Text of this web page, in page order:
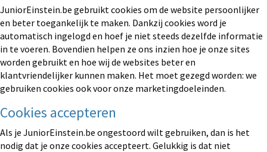
JuniorEinstein.be gebruikt cookies om de website persoonlijker
en beter toegankelijk te maken. Dankzij cookies word je
automatisch ingelogd en hoef je niet steeds dezelfde informatie
in te voeren. Bovendien helpen ze ons inzien hoe je onze sites
worden gebruikt en hoe wij de websites beter en
klantvriendelijker kunnen maken. Het moet gezegd worden: we
gebruiken cookies ook voor onze marketingdoeleinden.
Cookies accepteren
Als je JuniorEinstein.be ongestoord wilt gebruiken, dan is het
nodig dat je onze cookies accepteert. Gelukkig is dat niet